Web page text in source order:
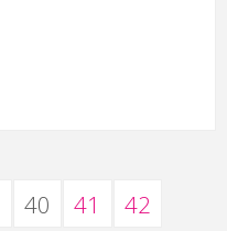
40 41
42